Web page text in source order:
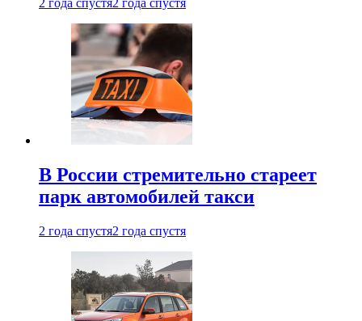
2 года спустя2 года спустя
В России стремительно стареет
парк автомобилей такси
2 года спустя2 года спустя